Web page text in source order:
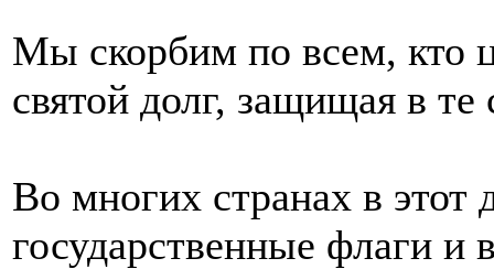
Мы скорбим по всем, кто
святой долг, защищая в
Во многих странах в этот
государственные флаги и